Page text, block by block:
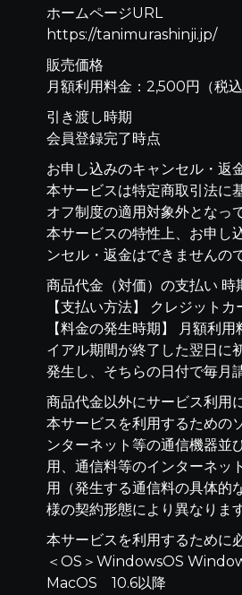
ホームページURL
https://tanimurashinji.jp/
販売価格
月額利用料金：2,500円（税込
引き渡し時期
会員登録完了時点
お申し込みのキャンセル・返
本サービスは特定商取引法に
オフ制度の適用対象外となっ
本サービスの特性上、お申し
ンセル・返金はできませんの
商品代金（対価）の支払い 時
【支払い方法】 クレジットカ
【料金の発生時期】 月額利用
イアル期間が終了した翌日に
発生し、そちらの日付で毎月
商品代金以外にサービス利用
本サービスを利用するための
ンターネット等の通信機器並
用、通信料等のインターネッ
用（発生する通信料の具体的
様の契約形態により異なります
本サービスを利用するために
＜OS＞WindowsOS
MacOS 10.6以降